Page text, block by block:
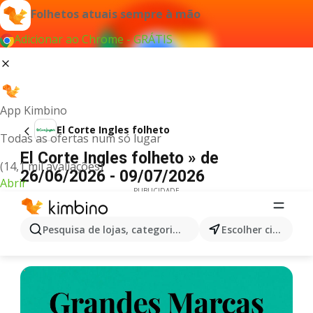
Folhetos atuais sempre à mão
Adicionar ao Chrome - GRÁTIS
App Kimbino
Todas as ofertas num só lugar
(14,1 mil avaliações)
Abrir
Pesquisa de lojas, categorias,produtos... Escolher cidade
El Corte Ingles folheto
El Corte Ingles folheto » de
26/06/2026 - 09/07/2026
PUBLICIDADE